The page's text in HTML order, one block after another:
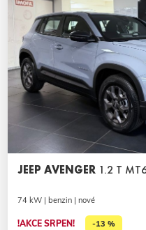
JEEP AVENGER 1.2 T
74 kW | benzin | nové
!AKCE SRPEN! -13 %